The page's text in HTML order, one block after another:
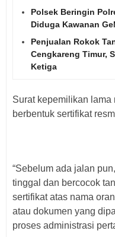
Polsek Beringin
Diduga Kawanan
Penjualan Rokok
Cengkareng Timur,
Ketiga
Surat kepemilikan
berbentuk sertifikat
“Sebelum ada jalan
tinggal dan bercocok
sertifikat atas nama
atau dokumen yang
proses administrasi